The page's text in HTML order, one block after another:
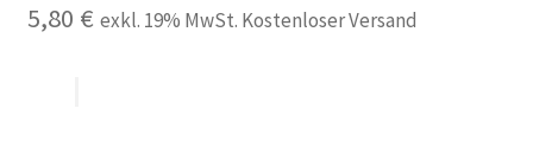
5,80 € exkl. 19% MwSt. Kostenloser Versand